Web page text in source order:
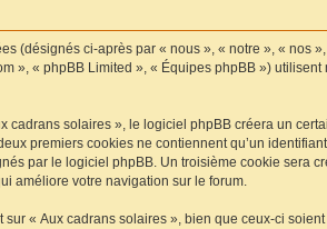
(désignés ci-après par « nous », « notre », « nos
», « phpBB Limited », « Équipes phpBB »)
solaires », le logiciel phpBB créera un
premiers cookies ne contiennent qu’un
par le logiciel phpBB. Un troisième cookie sera
améliore votre navigation sur le forum.
« Aux cadrans solaires », bien que ceux-ci